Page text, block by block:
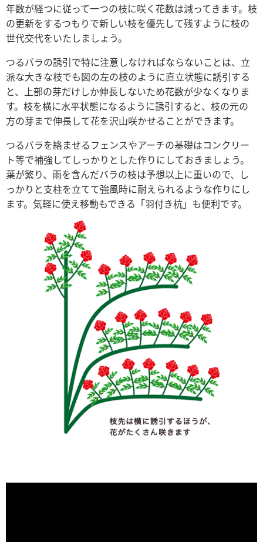
年数が経つに従って一つの枝に咲く花数は減ってきます。枝
の更新をするつもりで新しい枝を優先して残すように枝の
世代交代をいたしましょう。
つるバラの誘引で特に注意しなければならないことは、立
派な大きな枝でも図の左の枝のように直立状態に誘引する
と、上部の芽だけしか伸長しないため花数が少なくなりま
す。枝を横に水平状態になるように誘引すると、枝の元の
方の芽まで伸長して花を沢山咲かせることができます。
つるバラを絡ませるフェンスやアーチの基礎はコンクリー
ト等で補強してしっかりとした作りにしておきましょう。
葉が繁り、雨を含んだバラの枝は予想以上に重いので、し
っかりと支柱を立てて強風時に耐えられるような作りにし
ます。気軽に使え移動もできる「羽付き杭」も便利です。